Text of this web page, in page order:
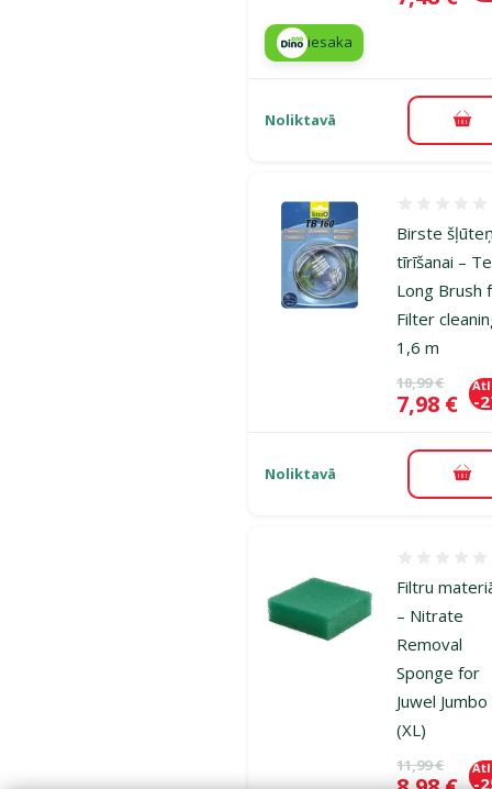
iesaka
Noliktavā
Birste
tīrīšanai –
Long Brush
Filter
1,6 m
Oriģinālā
10,99 €
Cena
7,98 € -
Noliktavā
Filtru
– Nitrate
Removal
Sponge for
Juwel Jumbo
(XL)
Oriģinālā
11,99 €
-